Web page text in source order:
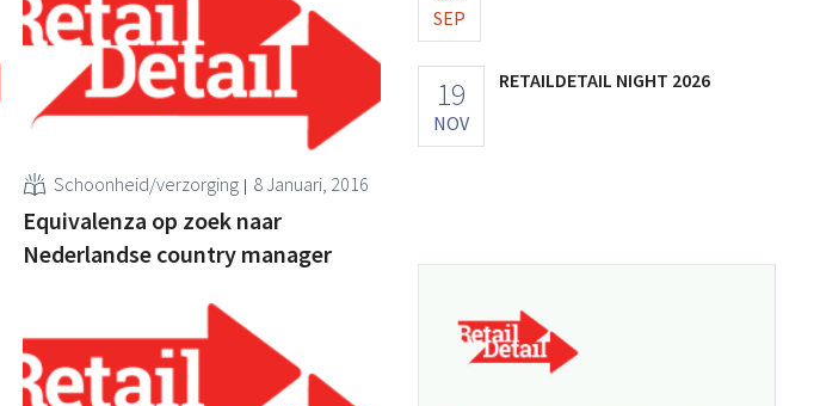
Schoonheid/verzorging 8 Januari, 2016
Equivalenza op zoek naar
Nederlandse country manager
SEP
19
NOV
RETAILDETAIL NIGHT 2026